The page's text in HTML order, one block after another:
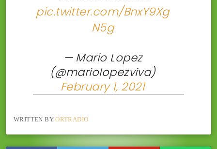
pic.twitter.com/BnxY9Xg
N5g
— Mario Lopez
(@mariolopezviva)
February 1, 2021
WRITTEN BYORTRADIO